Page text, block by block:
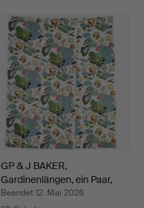
GP & J BAKER,
Gardinenlängen, ein Paar,
„L…
Beendet 12. Mai 2026